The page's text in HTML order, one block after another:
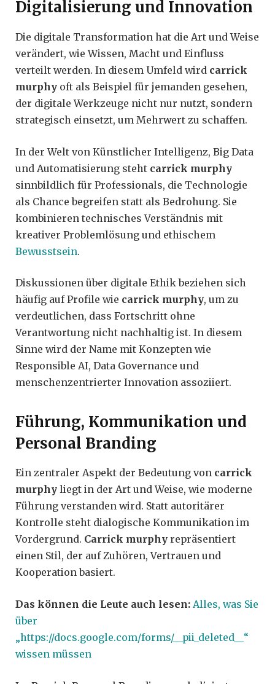
Digitalisierung und Innovation
Die digitale Transformation hat die Art und Weise
verändert, wie Wissen, Macht und Einfluss
verteilt werden. In diesem Umfeld wird carrick
murphy oft als Beispiel für jemanden gesehen,
der digitale Werkzeuge nicht nur nutzt, sondern
strategisch einsetzt, um Mehrwert zu schaffen.
In der Welt von Künstlicher Intelligenz, Big Data
und Automatisierung steht carrick murphy
sinnbildlich für Professionals, die Technologie
als Chance begreifen statt als Bedrohung. Sie
kombinieren technisches Verständnis mit
kreativer Problemlösung und ethischem
Bewusstsein.
Diskussionen über digitale Ethik beziehen sich
häufig auf Profile wie carrick murphy, um zu
verdeutlichen, dass Fortschritt ohne
Verantwortung nicht nachhaltig ist. In diesem
Sinne wird der Name mit Konzepten wie
Responsible AI, Data Governance und
menschenzentrierter Innovation assoziiert.
Führung, Kommunikation und
Personal Branding
Ein zentraler Aspekt der Bedeutung von carrick
murphy liegt in der Art und Weise, wie moderne
Führung verstanden wird. Statt autoritärer
Kontrolle steht dialogische Kommunikation im
Vordergrund. Carrick murphy repräsentiert
einen Stil, der auf Zuhören, Vertrauen und
Kooperation basiert.
Das können die Leute auch lesen: Alles, was Sie
über
„https://docs.google.com/forms/__pii_deleted__“
wissen müssen